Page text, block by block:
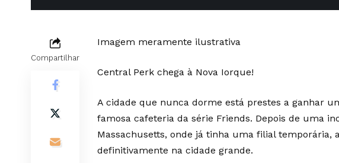
Compartilhar
Imagem meramente ilustrativa
Central Perk chega à Nova Iorque!
A cidade que nunca dorme está prestes a ganhar
famosa cafeteria da série Friends. Depois de uma
Massachusetts, onde já tinha uma filial temporária,
definitivamente na cidade grande.